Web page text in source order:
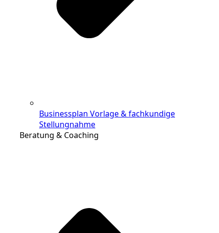
Businessplan Vorlage & fachkundige
Stellungnahme
Beratung & Coaching